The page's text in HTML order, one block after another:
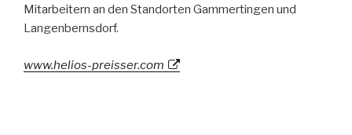
Mitarbeitern an den Standorten Gammertingen und
Langenbernsdorf.
www.helios-preisser.com